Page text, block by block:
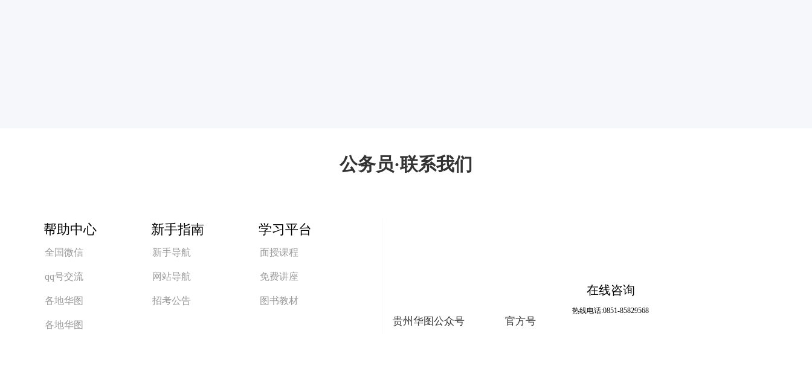
公务员·联系我们
帮助中心
全国微信
qq号交流
各地华图
各地华图
新手指南
新手导航
网站导航
招考公告
学习平台
面授课程
免费讲座
图书教材
贵州华图公众号 官方号
在线咨询
热线电话:0851-85829568